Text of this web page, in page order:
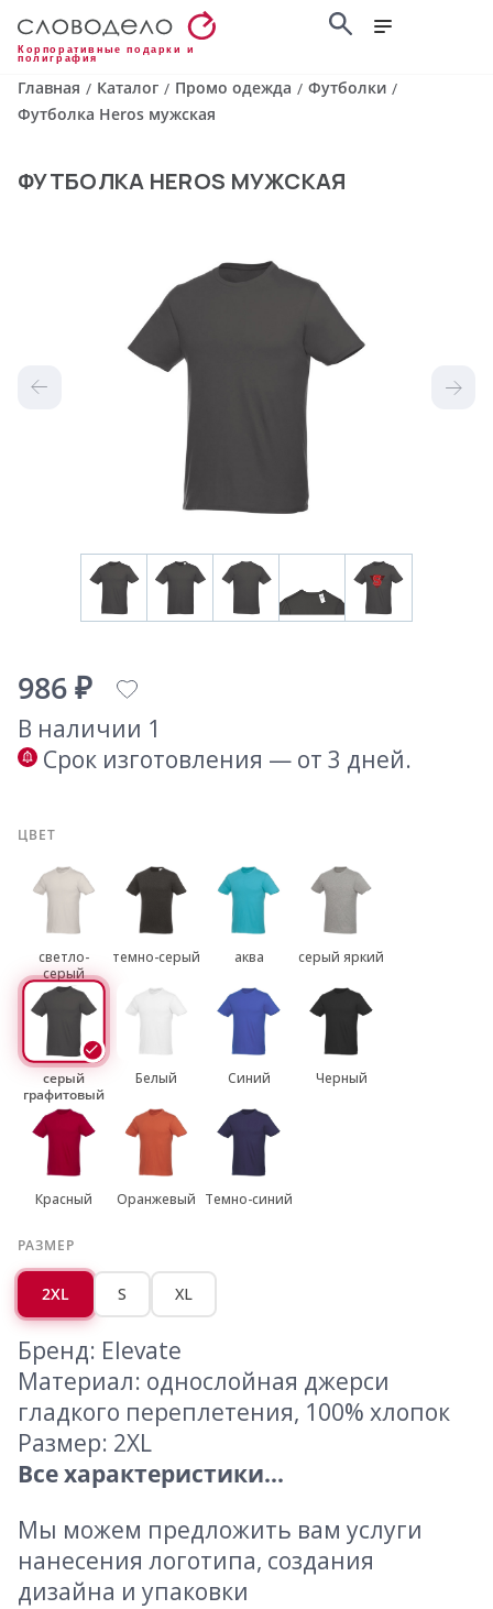
Корпоративные подарки и
полиграфия
Главная / Каталог / Промо одежда / Футболки /
Футболка Heros мужская
ФУТБОЛКА HEROS МУЖСКАЯ
986 ₽
В наличии 1
Срок изготовления — от 3 дней.
ЦВЕТ
светло-
серый
темно-серый аква серый яркий
серый
графитовый
Белый Синий Черный
Красный Оранжевый Темно-синий
РАЗМЕР
2XL S XL
Бренд: Elevate
Материал: однослойная джерси
гладкого переплетения, 100% хлопок
Размер: 2XL
Все характеристики...
Мы можем предложить вам услуги
нанесения логотипа, создания
дизайна и упаковки